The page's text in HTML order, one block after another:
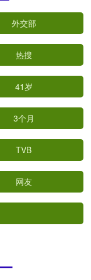
外交部
热搜
41岁
3个月
TVB
网友